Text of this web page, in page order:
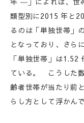
類型別に2015 年と
るのは「単独世帯」
となっており、さら
「単独世帯」は
ている。 こうした
齢者世帯が当たり前
らし方として浮かん